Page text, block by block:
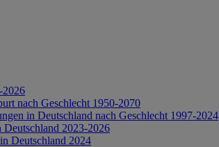
nach Geschlecht 1950-2070
in Deutschland nach Geschlecht 1997-2024
2023-2026
Deutschland 2024